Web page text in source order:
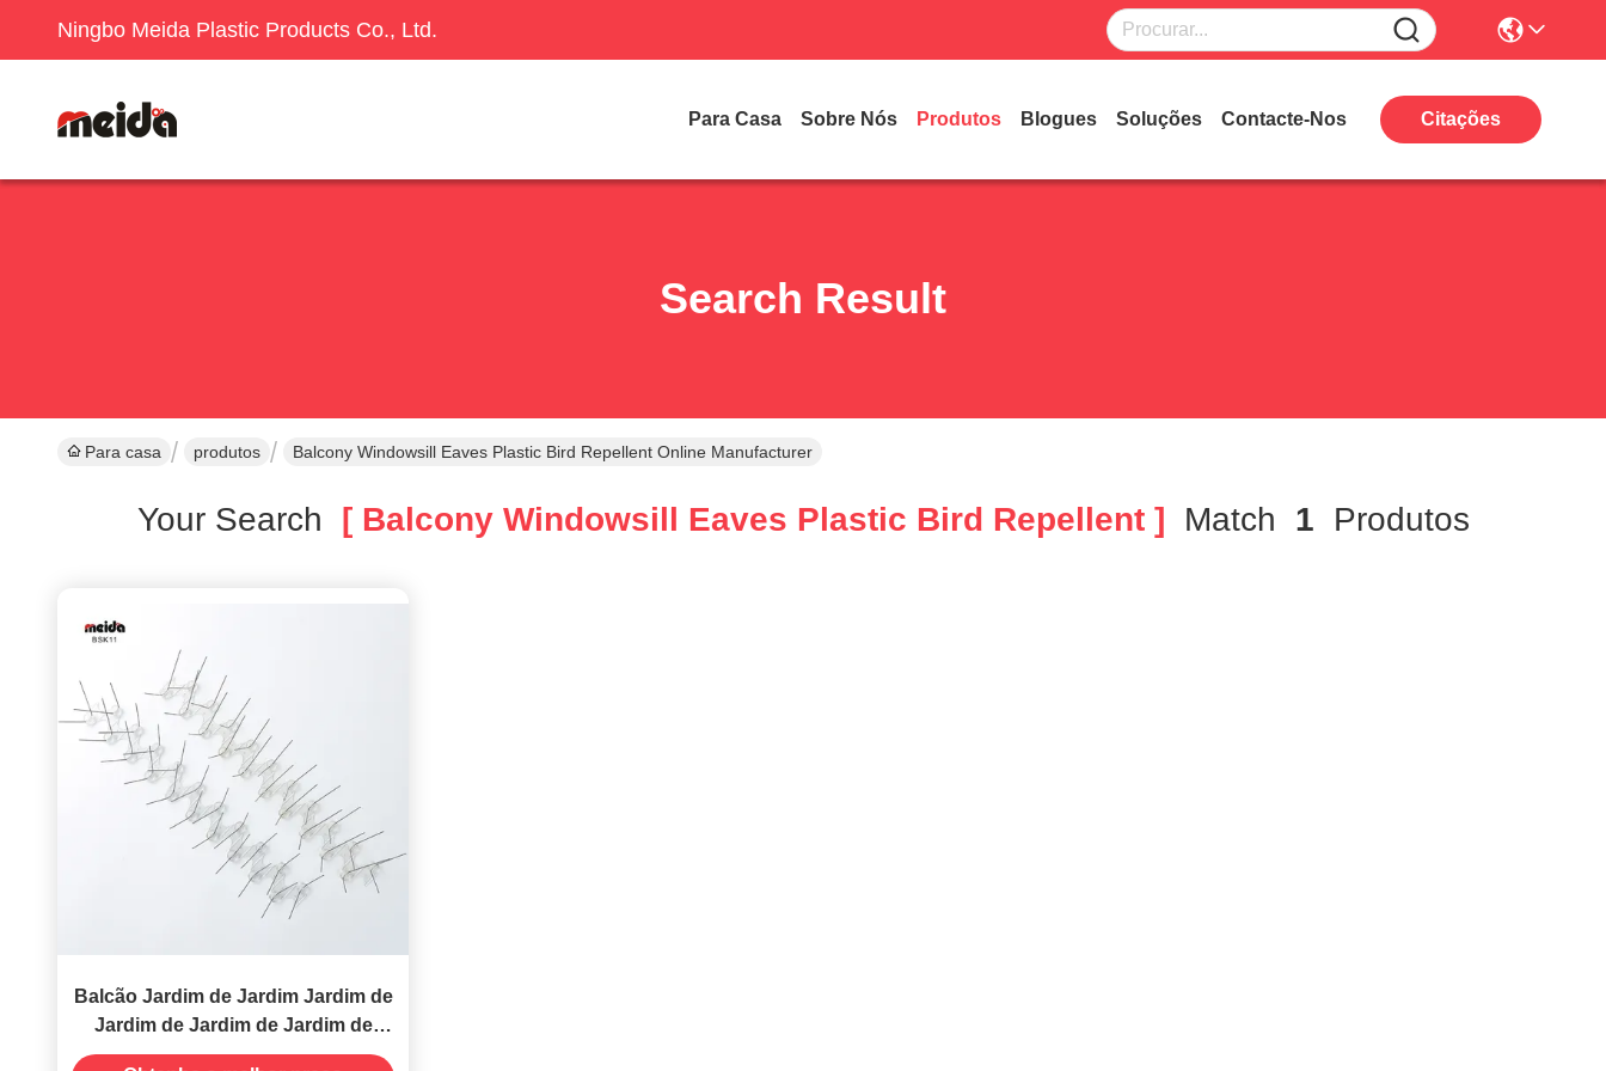
Ningbo Meida Plastic Products Co., Ltd.
Para Casa Sobre Nós Produtos Blogues Soluções Contacte-Nos Citações
Search Result
Para casa produtos Balcony Windowsill Eaves Plastic Bird Repellent Online Manufacturer
Your Search [ Balcony Windowsill Eaves Plastic Bird Repellent ] Match 1 Produtos
Balcão Jardim de Jardim Jardim de
Jardim de Jardim de Jardim de
Jardim de Jardim de Jardim de